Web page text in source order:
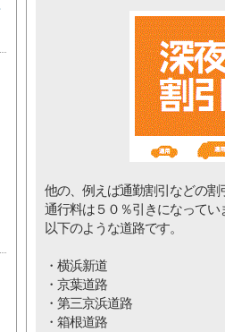
他の、例えば通勤割引などの
通行料は５０％引きになって
以下のような道路です。
・横浜新道
・京葉道路
・第三京浜道路
・箱根道路